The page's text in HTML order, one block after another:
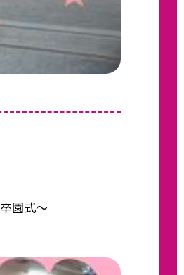
園式〜